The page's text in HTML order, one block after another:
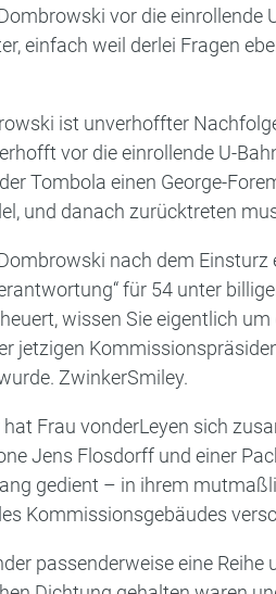
vor die einrollende
einfach weil derlei Fragen
ist unverhoffter
vor die einrollende U-
Tombola einen George-
und danach zurücktreten
nach dem Einsturz
für 54 unter
wissen Sie eigentlich
jetzigen
ZwinkerSmiley.
Frau vonderLeyen sich
Jens Flosdorff und einer
gedient – in ihrem
Kommissionsgebäudes
passenderweise eine